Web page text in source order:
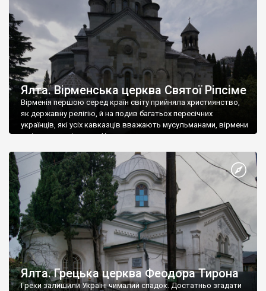
Ялта. Вірменська церква Святої Ріпсіме
Вірменія першою серед країн світу прийняла християнство,
як державну релігію, й на подив багатьох пересічних
українців, які усіх кавказців вважають мусульманами, вірмени
є відданими вірянами Христа
Ялта. Грецька церква Феодора Тирона
Греки залишили Україні чималий спадок. Достатньо згадати